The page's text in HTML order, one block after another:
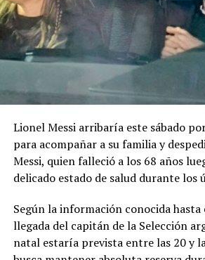
Uno de los puntos particulares del
bases contemplan expresamente el
artificial generativa. Sin embargo, las
podrán utilizarse solamente como
determinados procesos.
La IA podrá intervenir en la edición,
masterización del audio, en tareas
producción y en la generación de
instrumentales utilizados como
la estructura de la canción deberán
íntegramente humana.
Lionel Messi arribaría este sábado
para acompañar a su familia y
Messi, quien falleció a los 68 años
delicado estado de salud durante los
Según la información conocida
llegada del capitán de la Selección
natal estaría prevista entre las 20 y